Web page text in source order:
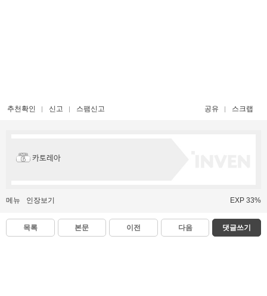
추천확인 신고 스팸신고 공유 스크랩
카토레아
메뉴 인장보기 EXP 33%
목록 본문 이전 다음 댓글쓰기